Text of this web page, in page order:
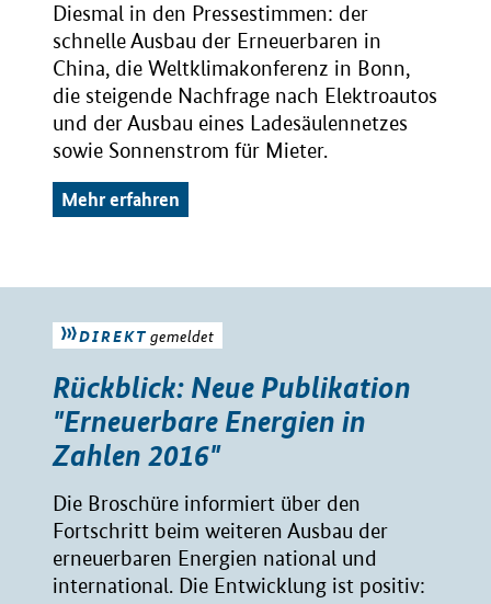
Diesmal in den Pressestimmen: der
schnelle Ausbau der Erneuerbaren in
China, die Weltklimakonferenz in Bonn,
die steigende Nachfrage nach Elektroautos
und der Ausbau eines Ladesäulennetzes
sowie Sonnenstrom für Mieter.
Mehr erfahren
DIREKT gemeldet
Rückblick: Neue Publikation
"Erneuerbare Energien in
Zahlen 2016"
Die Broschüre informiert über den
Fortschritt beim weiteren Ausbau der
erneuerbaren Energien national und
international. Die Entwicklung ist positiv: